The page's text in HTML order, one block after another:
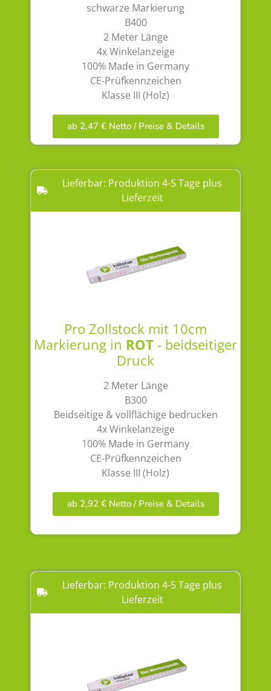
schwarze Markierung
B400
2 Meter Länge
4x Winkelanzeige
100% Made in Germany
CE-Prüfkennzeichen
Klasse III (Holz)
ab 2,47 € Netto / Preise & Details
Lieferbar: Produktion 4-5 Tage plus
Lieferzeit
Pro Zollstock mit 10cm
Markierung in ROT- beidseitiger
Druck
2 Meter Länge
B300
Beidseitige & vollflächige bedrucken
4x Winkelanzeige
100% Made in Germany
CE-Prüfkennzeichen
Klasse III (Holz)
ab 2,92 € Netto / Preise & Details
Lieferbar: Produktion 4-5 Tage plus
Lieferzeit